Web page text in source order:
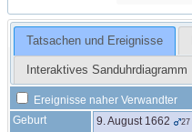
Tatsachen und Ereignisse
Interaktives Sanduhrdiagramm
Ereignisse naher Verwandter
Geburt
9. August 1662 27